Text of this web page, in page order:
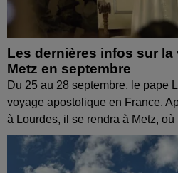
Les dernières infos sur la
Metz en septembre
Du 25 au 28 septembre, le pape
voyage apostolique en France.
à Lourdes, il se rendra à Metz, où